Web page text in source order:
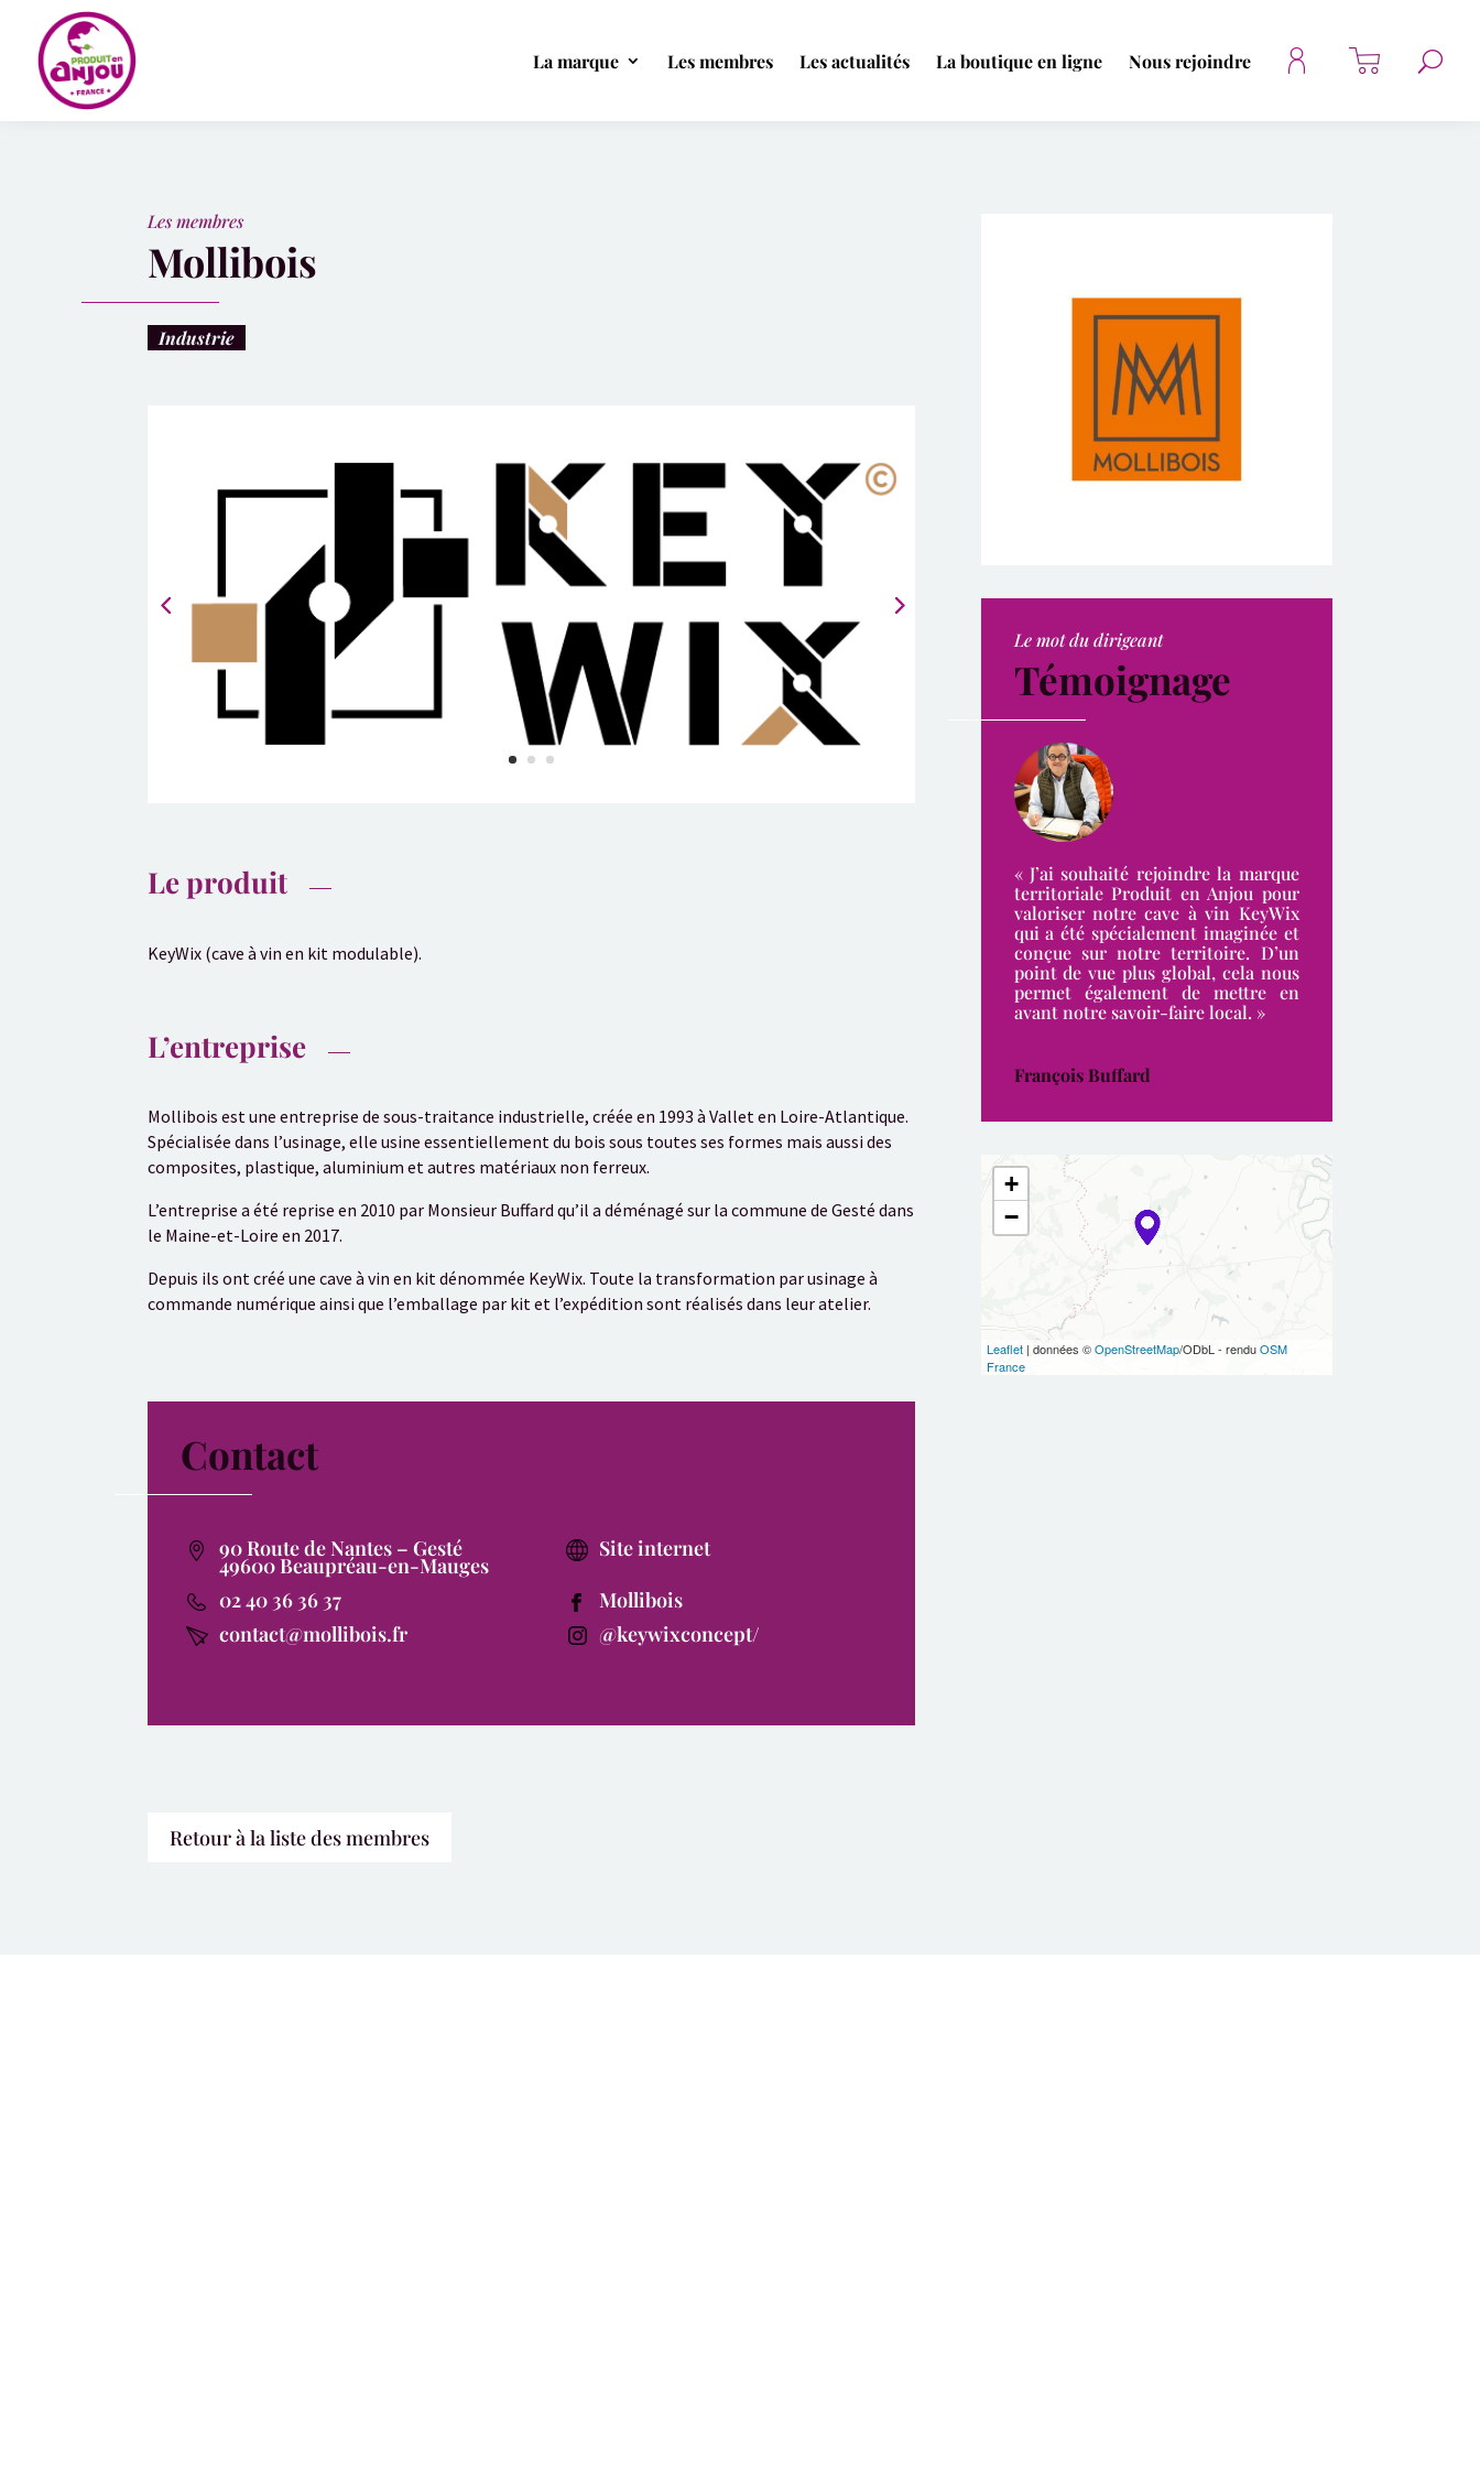
La marque Les membres Les actualités La boutique en ligne Nous rejoindre
Les membres
Mollibois
Industrie
Le produit
KeyWix (cave à vin en kit modulable).
L’entreprise
Mollibois est une entreprise de sous-traitance industrielle, créée en 1993 à Vallet en Loire-Atlantique.
Spécialisée dans l’usinage, elle usine essentiellement du bois sous toutes ses formes mais aussi des
composites, plastique, aluminium et autres matériaux non ferreux.
L’entreprise a été reprise en 2010 par Monsieur Buffard qu’il a déménagé sur la commune de Gesté dans
le Maine-et-Loire en 2017.
Depuis ils ont créé une cave à vin en kit dénommée KeyWix. Toute la transformation par usinage à
commande numérique ainsi que l’emballage par kit et l’expédition sont réalisés dans leur atelier.
Contact
90 Route de Nantes – Gesté
49600 Beaupréau-en-Mauges
Site internet
02 40 36 36 37
Mollibois
contact@mollibois.fr
@keywixconcept/
Retour à la liste des membres
Le mot du dirigeant
Témoignage
« J’ai souhaité rejoindre la marque
territoriale Produit en Anjou pour
valoriser notre cave à vin KeyWix
qui a été spécialement imaginée et
conçue sur notre territoire. D’un
point de vue plus global, cela nous
permet également de mettre en
avant notre savoir-faire local. »
François Buffard
+
−
Leaflet| données ©OpenStreetMap/ODbL - renduOSM
France
Panneau de gestion des cookies